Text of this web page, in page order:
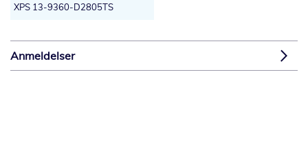
XPS 13-9360-D2805TS
Anmeldelser